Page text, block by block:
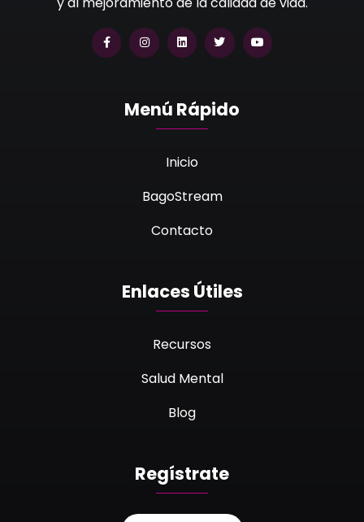
Menú Rápido
Inicio
BagoStream
Contacto
Enlaces Útiles
Recursos
Salud Mental
Blog
Regístrate